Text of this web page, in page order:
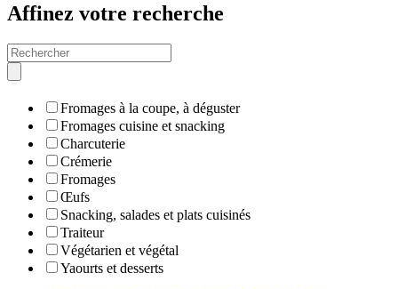
Affinez votre recherche
Fromages à la coupe, à déguster
Fromages cuisine et snacking
Charcuterie
Crémerie
Fromages
Œufs
Snacking, salades et plats cuisinés
Traiteur
Végétarien et végétal
Yaourts et desserts